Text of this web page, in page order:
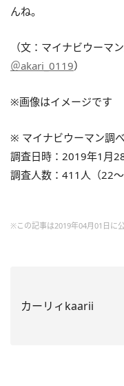
んね。
（文：マイナビウーマ
＠akari_0119）
※画像はイメージです
※ マイナビウーマン調べ
調査日時：2019年1月
調査人数：411人（22
※この記事は2019年04月01日に
カーリィkaarii